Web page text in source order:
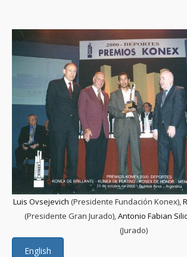
Luis Ovsejevich (Presidente Fundación Konex),
(Presidente Gran Jurado), Antonio Fabian
(Jurado)
English